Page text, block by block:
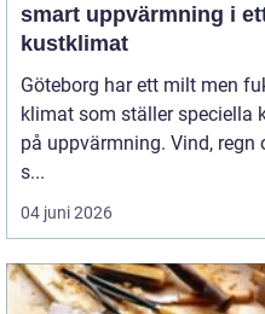
smart uppvärmning i
kustklimat
Göteborg har ett milt men
klimat som ställer speciella
på uppvärmning. Vind, regn
s...
04 juni 2026